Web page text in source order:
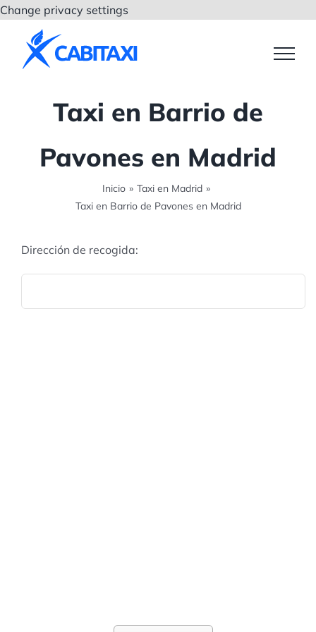
Change privacy settings
contenido
Taxi en Barrio de
Pavones en Madrid
Inicio » Taxi en Madrid »
Taxi en Barrio de Pavones en Madrid
Dirección de recogida: